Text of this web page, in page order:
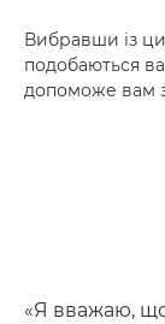
Вибравши із
подобаються
допоможе вам
«Я вважаю,